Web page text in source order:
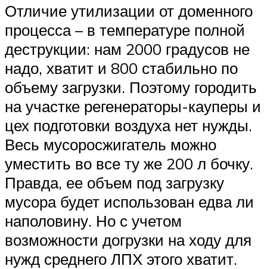
Отличие утилизации от доменного
процесса – в температуре полной
деструкции: нам 2000 градусов не
надо, хватит и 800 стабильно по
объему загрузки. Поэтому городить
на участке регенераторы-кауперы и
цех подготовки воздуха нет нужды.
Весь мусоросжигатель можно
уместить во все ту же 200 л бочку.
Правда, ее объем под загрузку
мусора будет использован едва ли
наполовину. Но с учетом
возможности догрузки на ходу для
нужд среднего ЛПХ этого хватит.